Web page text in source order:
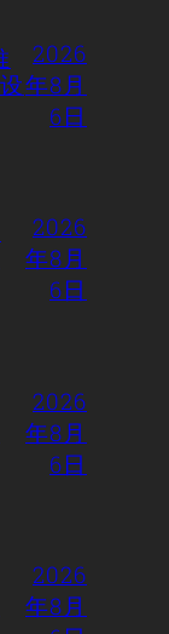
2026
年8月
6日
2026
年8月
6日
2026
年8月
6日
2026
年8月